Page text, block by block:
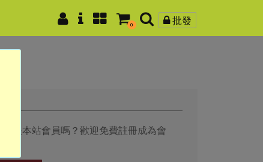
0 批發
不是本站會員嗎？歡迎免費註冊成為會